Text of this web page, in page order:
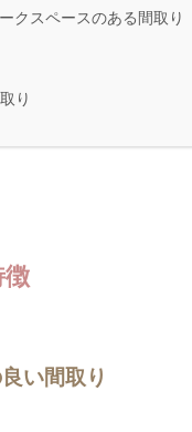
クスペースのある間取り
り
徴
い間取り